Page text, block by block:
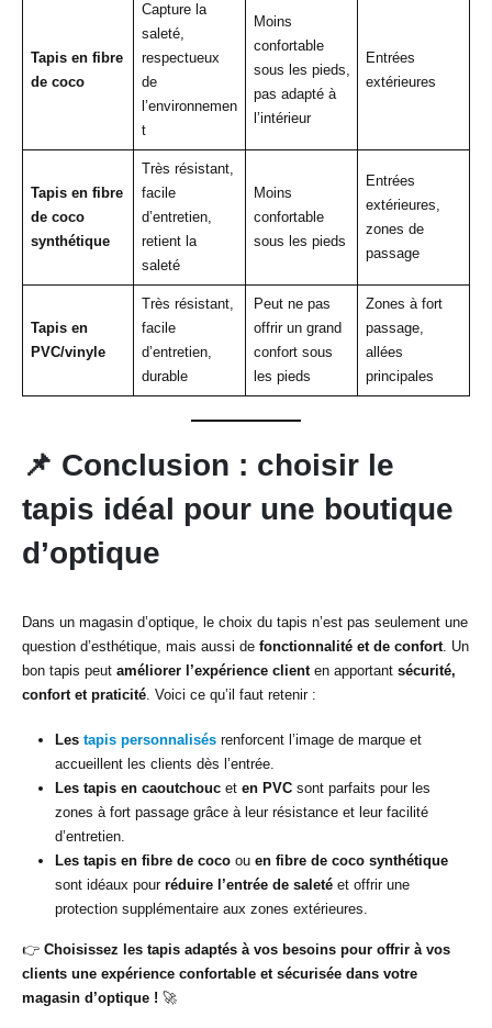
Tapis en fibre
de coco
Capture la
saleté,
respectueux
de
l’environnemen
t
Moins
confortable
sous les pieds,
pas adapté à
l’intérieur
Entrées
extérieures
Tapis en fibre
de coco
synthétique
Très résistant,
facile
d’entretien,
retient la
saleté
Moins
confortable
sous les pieds
Entrées
extérieures,
zones de
passage
Tapis en
PVC/vinyle
Très résistant,
facile
d’entretien,
durable
Peut ne pas
offrir un grand
confort sous
les pieds
Zones à fort
passage,
allées
principales
📌 Conclusion : choisir le
tapis idéal pour une boutique
d’optique
Dans un magasin d’optique, le choix du tapis n’est pas seulement une
question d’esthétique, mais aussi de fonctionnalité et de confort. Un
bon tapis peut améliorer l’expérience clienten apportant sécurité,
confort et praticité. Voici ce qu’il faut retenir :
Les tapis personnalisésrenforcent l’image de marque et
accueillent les clients dès l’entrée.
Les tapis en caoutchoucet en PVCsont parfaits pour les
zones à fort passage grâce à leur résistance et leur facilité
d’entretien.
Les tapis en fibre de cocoou en fibre de coco synthétique
sont idéaux pour réduire l’entrée de saletéet offrir une
protection supplémentaire aux zones extérieures.
👉 Choisissez les tapis adaptés à vos besoins pour offrir à vos
clients une expérience confortable et sécurisée dans votre
magasin d’optique ! 🚀